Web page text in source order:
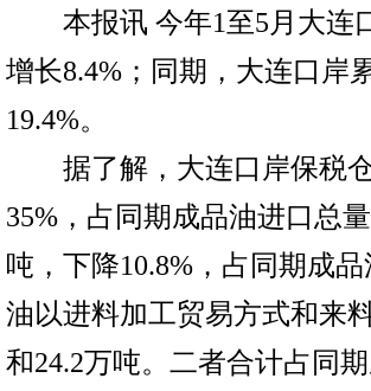
本报讯 今年1至5月大连
增长8.4%；同期，大连口岸
19.4%。
据了解，大连口岸保税仓
35%，占同期成品油进口总
吨，下降10.8%，占同期成
油以进料加工贸易方式和来
和24.2万吨。二者合计占同